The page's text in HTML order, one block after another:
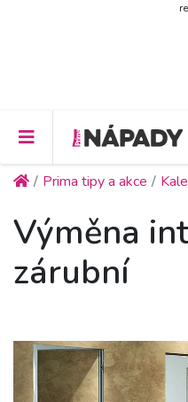
Prima tipy a akce
Výměna
zárubní